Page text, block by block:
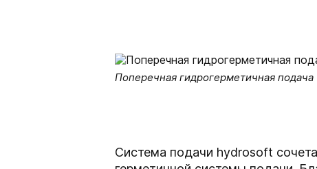
Поперечная гидрогерметичная подача
Система подачи hydrosoft